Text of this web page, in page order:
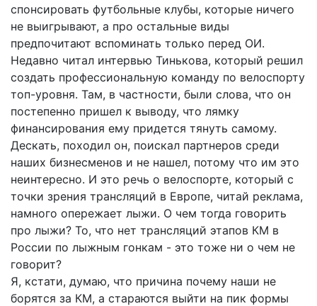
спонсировать футбольные клубы, которые ничего
не выигрывают, а про остальные виды
предпочитают вспоминать только перед ОИ.
Недавно читал интервью Тинькова, который решил
создать профессиональную команду по велоспорту
топ-уровня. Там, в частности, были слова, что он
постепенно пришел к выводу, что лямку
финансирования ему придется тянуть самому.
Дескать, походил он, поискал партнеров среди
наших бизнесменов и не нашел, потому что им это
неинтересно. И это речь о велоспорте, который с
точки зрения трансляций в Европе, читай реклама,
намного опережает лыжи. О чем тогда говорить
про лыжи? То, что нет трансляций этапов КМ в
России по лыжным гонкам - это тоже ни о чем не
говорит?
Я, кстати, думаю, что причина почему наши не
борятся за КМ, а стараются выйти на пик формы